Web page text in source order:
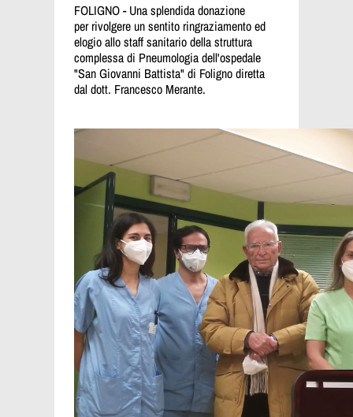
FOLIGNO - Unasplendida donazione
per rivolgere un sentito ringraziamento ed
elogio allo staff sanitario della struttura
complessa di Pneumologia dell'ospedale
"San Giovanni Battista" di Foligno diretta
dal dott. Francesco Merante.